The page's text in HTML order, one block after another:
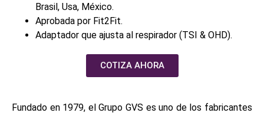
Brasil, Usa, México.
Aprobada por Fit2Fit.
Adaptador que ajusta al respirador (TSI & OHD).
COTIZA AHORA
Fundado en 1979, el Grupo GVS es uno de los fabricantes